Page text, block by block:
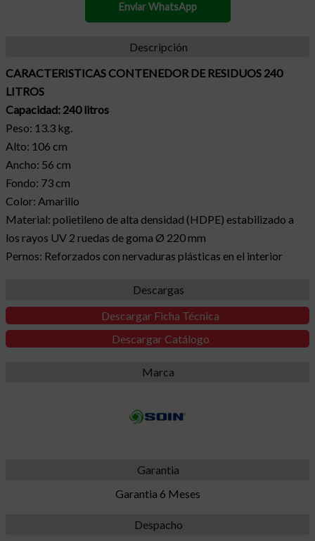
Enviar WhatsApp
Descripción
CARACTERISTICAS CONTENEDOR DE RESIDUOS 240
LITROS
Capacidad: 240 litros
Peso: 13.3 kg.
Alto: 106 cm
Ancho: 56 cm
Fondo: 73 cm
Color: Amarillo
Material: polietileno de alta densidad (HDPE) estabilizado a
los rayos UV 2 ruedas de goma Ø 220 mm
Pernos: Reforzados con nervaduras plásticas en el interior
Descargas
Descargar Ficha Técnica
Descargar Catálogo
Marca
Garantia
Garantia 6 Meses
Despacho